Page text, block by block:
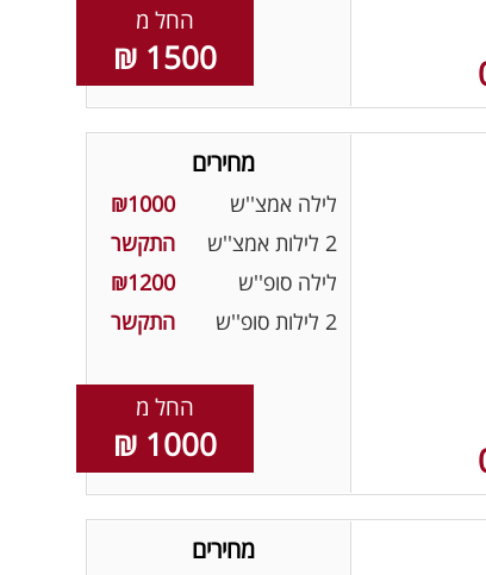
החל מ
1500 ₪
מחירים
לילה אמצ''ש
₪1000
2 לילות אמצ''ש
התקשר
לילה סופ''ש
₪1200
2 לילות סופ''ש
התקשר
החל מ
1000 ₪
מחירים